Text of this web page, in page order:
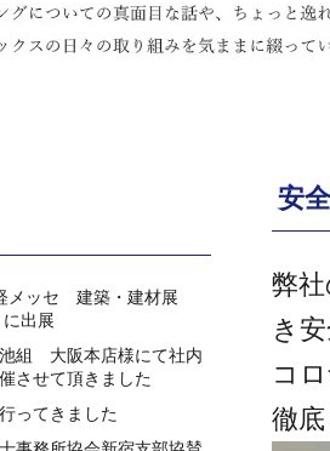
メッセ 建築・建材展
出展
組 大阪本店様にて社内
させて頂きました
ってきました
安
弊
き
コ
徹